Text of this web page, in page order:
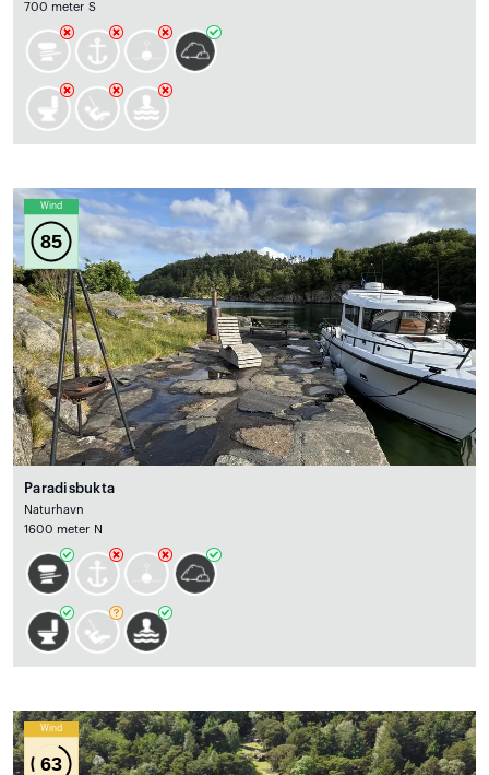
700 meter S
Wind
85
Paradisbukta
Naturhavn
1600 meter N
Wind
63